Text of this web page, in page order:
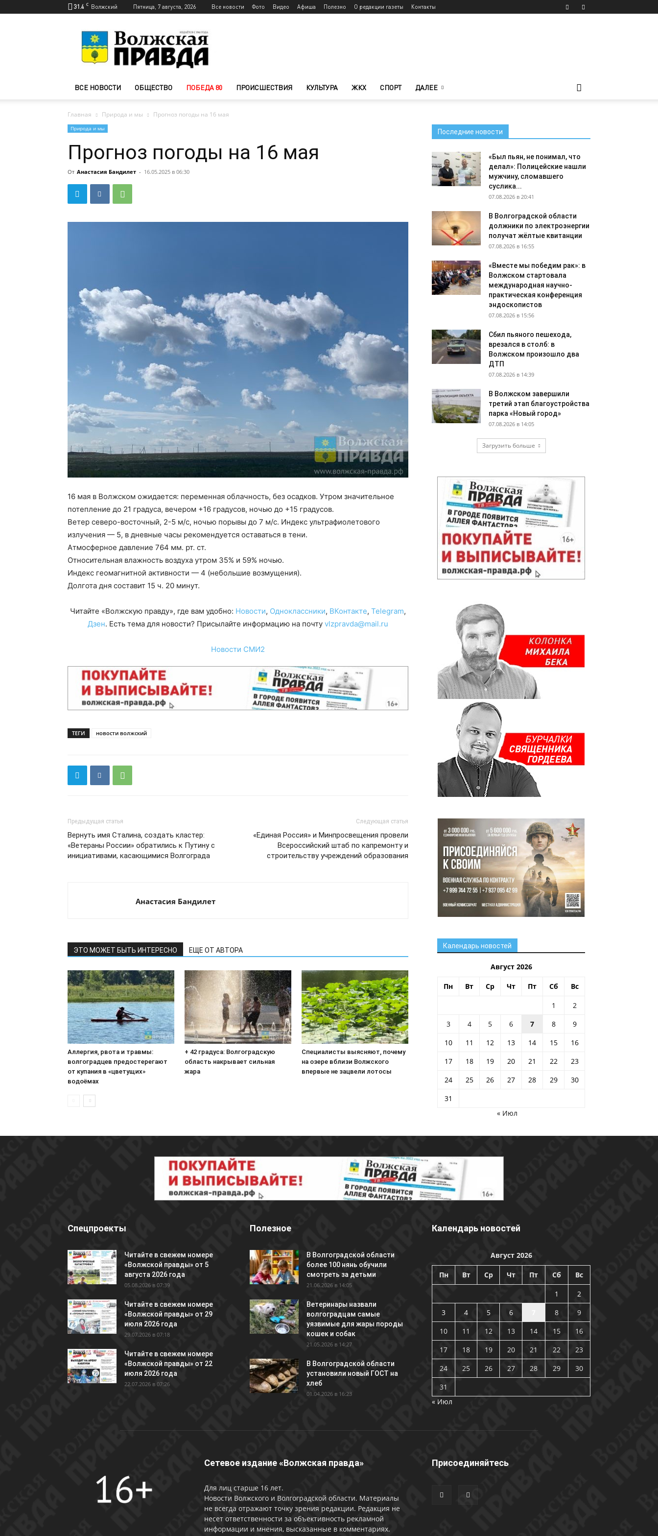
31.4 C Волжский Пятница, 7 августа, 2026 Все новости Фото Видео Афиша Полезно О редакции газеты Контакты
Волжского
—
Волжская
ВСЕ НОВОСТИ ОБЩЕСТВО ПОБЕДА 80 ПРОИСШЕСТВИЯ КУЛЬТУРА ЖКХ СПОРТ ДАЛЕЕ
Главная Природа и мы Прогноз погоды на 16 мая
Природа и мы
Прогноз погоды на 16 мая
От Анастасия Бандилет - 16.05.2025 в 06:30
16 мая в Волжском ожидается: переменная облачность, без осадков. Утром значительное
потепление до 21 градуса, вечером +16 градусов, ночью до +15 градусов.
Ветер северо-восточный, 2-5 м/с, ночью порывы до 7 м/с. Индекс ультрафиолетового
излучения — 5, в дневные часы рекомендуется оставаться в тени.
Атмосферное давление 764 мм. рт. ст.
Относительная влажность воздуха утром 35% и 59% ночью.
Индекс геомагнитной активности — 4 (небольшие возмущения).
Долгота дня составит 15 ч. 20 минут.
Читайте «Волжскую правду», где вам удобно: Новости, Одноклассники, ВКонтакте, Telegram,
Дзен. Есть тема для новости? Присылайте информацию на почту vlzpravda@mail.ru
Новости СМИ2
ТЕГИ новости волжский
Предыдущая статья
Вернуть имя Сталина, создать кластер:
«Ветераны России» обратились к Путину с
инициативами, касающимися Волгограда
Следующая статья
«Единая Россия» и Минпросвещения провели
Всероссийский штаб по капремонту и
строительству учреждений образования
Анастасия Бандилет
ЭТО МОЖЕТ БЫТЬ ИНТЕРЕСНО ЕЩЕ ОТ АВТОРА
Аллергия, рвота и травмы:
волгоградцев предостерегают
от купания в «цветущих»
водоёмах
+ 42 градуса: Волгоградскую
область накрывает сильная
жара
Специалисты выясняют, почему
на озере вблизи Волжского
впервые не зацвели лотосы
Последние новости
«Был пьян, не понимал, что
делал»: Полицейские нашли
мужчину, сломавшего
суслика...
07.08.2026 в 20:41
В Волгоградской области
должники по электроэнергии
получат жёлтые квитанции
07.08.2026 в 16:55
«Вместе мы победим рак»: в
Волжском стартовала
международная научно-
практическая конференция
эндоскопистов
07.08.2026 в 15:56
Сбил пьяного пешехода,
врезался в столб: в
Волжском произошло два
ДТП
07.08.2026 в 14:39
В Волжском завершили
третий этап благоустройства
парка «Новый город»
07.08.2026 в 14:05
Загрузить больше
Календарь новостей
Август 2026
Пн Вт Ср Чт Пт Сб Вс
1
2
3
4 5 6 7 8
9
10
11 12 13 14 15
16
17
18 19 20 21 22
23
24
25 26 27 28 29
30
31
« Июл
Спецпроекты
Читайте в свежем номере
«Волжской правды» от 5
августа 2026 года
05.08.2026 в 07:39
Читайте в свежем номере
«Волжской правды» от 29
июля 2026 года
29.07.2026 в 07:18
Читайте в свежем номере
«Волжской правды» от 22
июля 2026 года
22.07.2026 в 07:26
Полезное
В Волгоградской области
более 100 нянь обучили
смотреть за детьми
21.06.2026 в 14:05
Ветеринары назвали
волгоградцам самые
уязвимые для жары породы
кошек и собак
21.05.2026 в 14:27
В Волгоградской области
установили новый ГОСТ на
хлеб
01.04.2026 в 16:23
Календарь новостей
Август 2026
Пн Вт Ср Чт Пт Сб Вс
1
2
3
4 5 6 8
9
10
11 12 13 14 15
16
17
18 19 20 21 22
23
24
25 26 27 28 29
30
31
« Июл
Сетевое издание «Волжская правда»
Для лиц старше 16 лет.
Новости Волжского и Волгоградской области. Материалы
не всегда отражают точку зрения редакции. Редакция не
несет ответственности за объективность рекламной
информации и мнения, высказанные в комментариях.
Присоединяйтесь